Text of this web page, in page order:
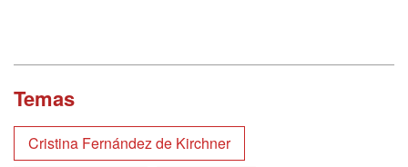
Temas
Cristina Fernández de Kirchner